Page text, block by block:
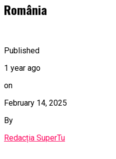
România
Published
1 year ago
on
February 14, 2025
By
Redacția SuperTu